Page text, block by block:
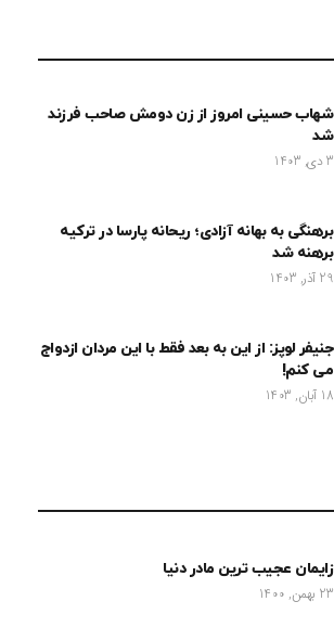
شهاب حسینی امروز از زن دومش صاحب فرزند
شد
3 دی, 1403
برهنگی به بهانه آزادی؛ ریحانه پارسا در ترکیه
برهنه شد
29 آذر, 1403
جنیفر لوپز: از این به بعد فقط با این مردان ازدواج
می کنم!
18 آبان, 1403
زایمان عجیب ترین مادر دنیا
23 بهمن, 1400